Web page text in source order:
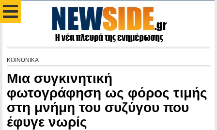
ΚΟΙΝΩΝΙΚΑ
Μια συγκινητική
φωτογράφηση ως φόρος τιμής
στη μνήμη του συζύγου που
έφυγε νωρίς